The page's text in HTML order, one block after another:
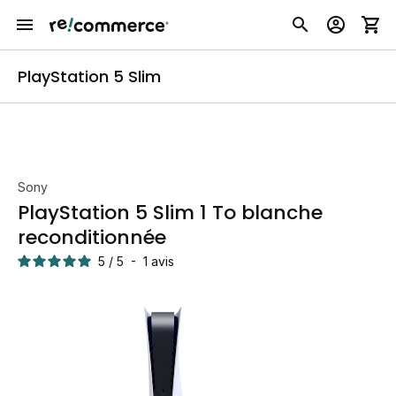
PlayStation 5 Slim
Sony
PlayStation 5 Slim 1 To blanche
reconditionnée
5 / 5 - 1 avis